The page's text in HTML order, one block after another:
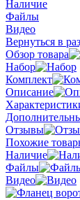
Наличие
Файлы
Видео
Вернуться в
Обзор товара
Набор
Комплект
Описание
Отзывы
Похожие
Наличие
Файлы
Видео